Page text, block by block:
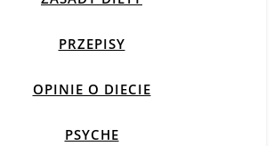
PRZEPISY
OPINIE O DIECIE
PSYCHE